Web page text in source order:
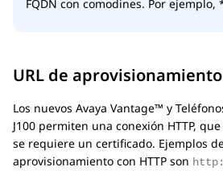
FQDN con comodines. Por ejemplo,
URL de
Los nuevos Avaya Vantage™ y
J100 permiten una conexión HTTP,
se requiere un certificado. Ejemplos
aprovisionamiento con HTTP son